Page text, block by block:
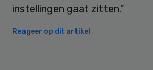
instellingen gaat zitten.”
Reageer op dit artikel